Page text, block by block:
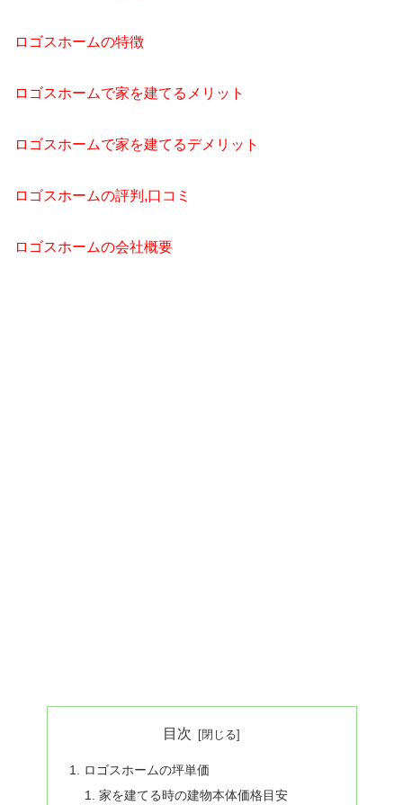
ロゴスホームの特徴
ロゴスホームで家を建てるメリット
ロゴスホームで家を建てるデメリット
ロゴスホームの評判,口コミ
ロゴスホームの会社概要
目次
ロゴスホームの坪単価
家を建てる時の建物本体価格目安